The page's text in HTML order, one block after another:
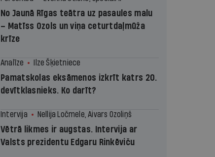
No Jaunā Rīgas teātra uz pasaules malu
– Matīss Ozols un viņa ceturtdaļmūža
krīze
Analīze Ilze Šķietniece
Pamatskolas eksāmenos izkrīt katrs 20.
devītklasnieks. Ko darīt?
Intervija Nellija Ločmele, Aivars Ozoliņš
Vētrā likmes ir augstas. Intervija ar
Valsts prezidentu Edgaru Rinkēviču